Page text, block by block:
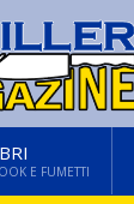
E FUMETTI